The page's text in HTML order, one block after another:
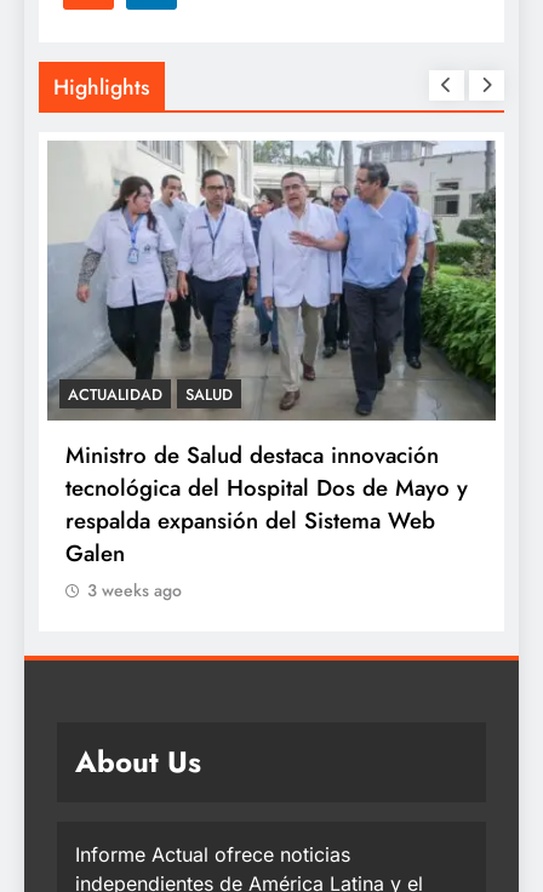
Highlights
Mayo y
Web
SALUD
Minsa: INSN Breña extirpa tumor
ovárico de cuatro kilos a niña de
años proveniente de Chanchamayo
About Us
Informe Actual ofrece noticias
independientes de América Latina y el